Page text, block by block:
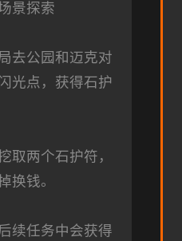
景探索
去公园和迈克对
光点，获得石护
取两个石护符，
换钱。
续任务中会获得